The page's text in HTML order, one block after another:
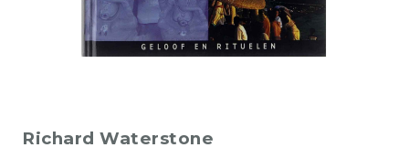
Richard Waterstone